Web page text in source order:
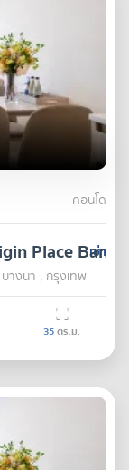
คอนโด
เช่า
Place
างนา , กรุงเทพ
35ตร.ม.